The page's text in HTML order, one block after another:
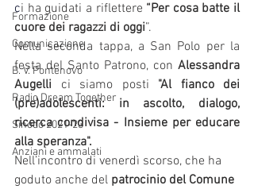
Formazione
Comunicazione
B. V. Pontenovo
Radio Dream Together
Sinodo 2021-23
Anziani e ammalati
ci ha guidati a riflettere “Per cosa batte il
cuore dei ragazzi di oggi”.
Nella seconda tappa, a San Polo per la
festa del Santo Patrono, con Alessandra
Augelli ci siamo posti "Al fianco dei
(pre)adolescenti: in ascolto, dialogo,
ricerca condivisa - Insieme per educare
alla speranza".
Nell’incontro di venerdì scorso, che ha
goduto anche del patrocinio del Comune